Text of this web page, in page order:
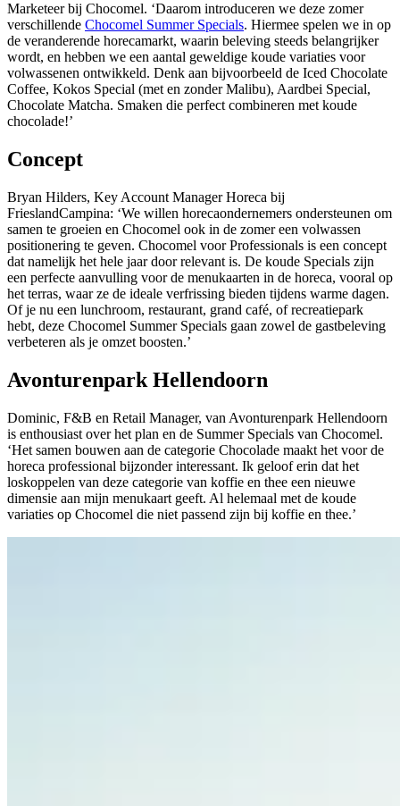
Marketeer bij Chocomel. ‘Daarom introduceren we deze zomer
verschillende Chocomel Summer Specials. Hiermee spelen we in op
de veranderende horecamarkt, waarin beleving steeds belangrijker
wordt, en hebben we een aantal geweldige koude variaties voor
volwassenen ontwikkeld. Denk aan bijvoorbeeld de Iced Chocolate
Coffee, Kokos Special (met en zonder Malibu), Aardbei Special,
Chocolate Matcha. Smaken die perfect combineren met koude
chocolade!’
Concept
Bryan Hilders, Key Account Manager Horeca bij
FrieslandCampina: ‘We willen horecaondernemers ondersteunen om
samen te groeien en Chocomel ook in de zomer een volwassen
positionering te geven. Chocomel voor Professionals is een concept
dat namelijk het hele jaar door relevant is. De koude Specials zijn
een perfecte aanvulling voor de menukaarten in de horeca, vooral op
het terras, waar ze de ideale verfrissing bieden tijdens warme dagen.
Of je nu een lunchroom, restaurant, grand café, of recreatiepark
hebt, deze Chocomel Summer Specials gaan zowel de gastbeleving
verbeteren als je omzet boosten.’
Avonturenpark Hellendoorn
Dominic, F&B en Retail Manager, van Avonturenpark Hellendoorn
is enthousiast over het plan en de Summer Specials van Chocomel.
‘Het samen bouwen aan de categorie Chocolade maakt het voor de
horeca professional bijzonder interessant. Ik geloof erin dat het
loskoppelen van deze categorie van koffie en thee een nieuwe
dimensie aan mijn menukaart geeft. Al helemaal met de koude
variaties op Chocomel die niet passend zijn bij koffie en thee.’